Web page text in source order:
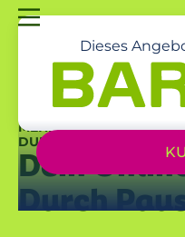
Dieses
MEHR ENERGIE UND
DURCH DEINE BARMER
Dein
Durch